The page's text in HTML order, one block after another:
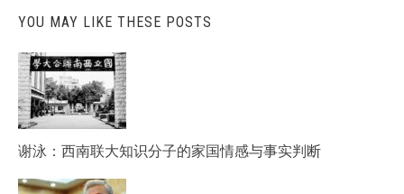
YOU MAY LIKE THESE POSTS
谢泳：西南联大知识分子的家国情感与事实判断